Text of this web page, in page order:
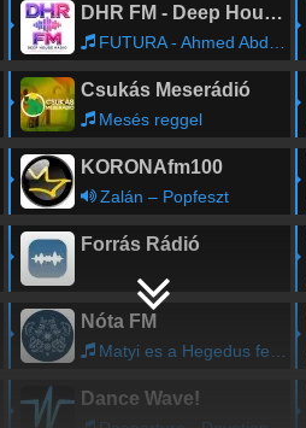
DHR FM - Deep House Radio
FUTURA - Ahmed Abdurahimli & redfeel - Crave [Mark Music Records]
Csukás Meserádió
Mesés reggel
KORONAfm100
Zalán – Popfeszt
Forrás Rádió
Nóta FM
Matyi es a Hegedus feat. Jolly - Legyel a parom
Dance Wave!